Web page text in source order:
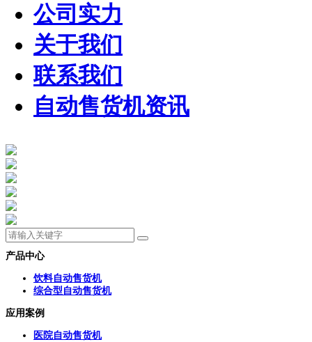
公司实力
关于我们
联系我们
自动售货机资讯
产品中心
饮料自动售货机
综合型自动售货机
应用案例
医院自动售货机